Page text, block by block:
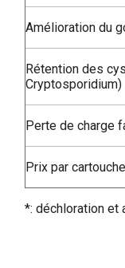
Amélioration du
Rétention des
Cryptosporidium)
Perte de charge
Prix par cartouche
*: déchloration et